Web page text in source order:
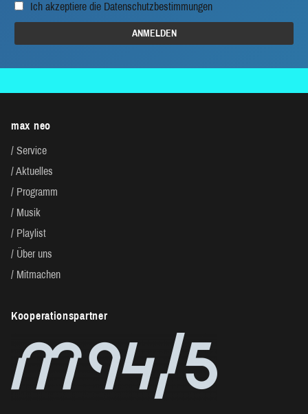
Ich akzeptiere die Datenschutzbestimmungen
max neo
Service
Aktuelles
Programm
Musik
Playlist
Über uns
Mitmachen
Kooperationspartner